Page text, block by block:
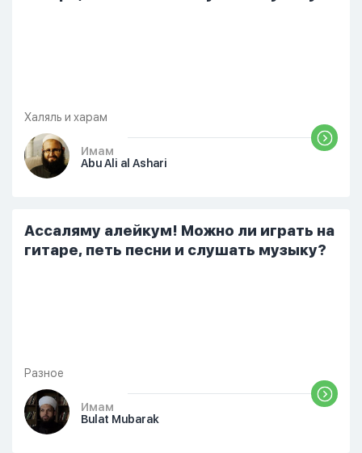
Халяль и харам
Имам
Abu Ali al Ashari
Ассаляму алейкум! Можно ли играть на
гитаре, петь песни и слушать музыку?
Разное
Имам
Bulat Mubarak